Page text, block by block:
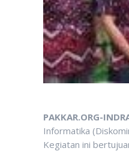
PAKKAR.ORG-
Informatika
Kegiatan ini